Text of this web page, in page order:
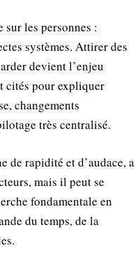
les personnes :
systèmes. Attirer des
devient l’enjeu
cités pour expliquer
changements
très centralisé.
de rapidité et d’audace, a
mais il peut se
fondamentale en
du temps, de la